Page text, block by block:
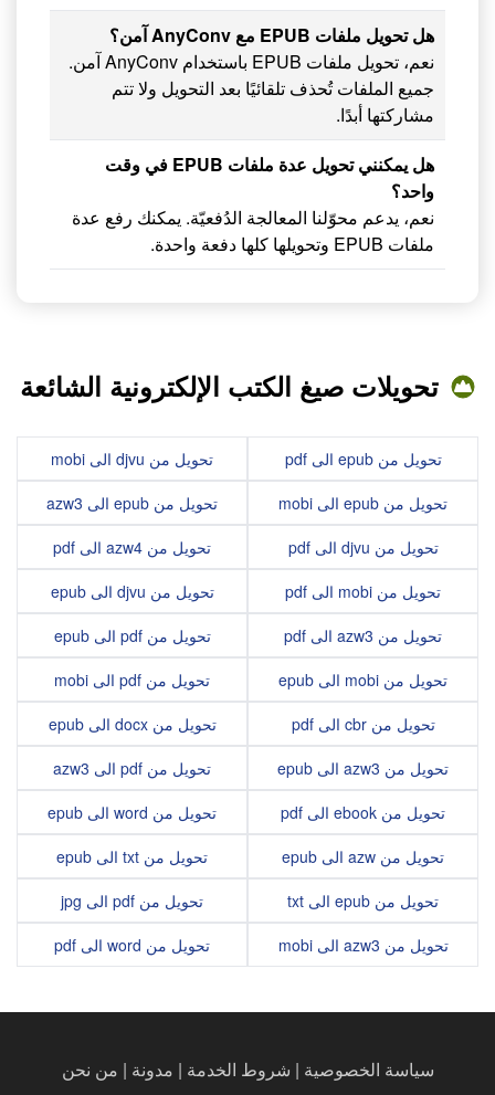
هل تحويل ملفات EPUB مع AnyConv آمن؟
نعم، تحويل ملفات EPUB باستخدام AnyConv آمن.
جميع الملفات تُحذف تلقائيًا بعد التحويل ولا تتم
مشاركتها أبدًا.
هل يمكنني تحويل عدة ملفات EPUB في وقت
واحد؟
نعم، يدعم محوّلنا المعالجة الدُفعيّة. يمكنك رفع عدة
ملفات EPUB وتحويلها كلها دفعة واحدة.
تحويلات صيغ الكتب الإلكترونية الشائعة
تحويل من epub الى pdf
تحويل من epub الى mobi
تحويل من djvu الى pdf
تحويل من mobi الى pdf
تحويل من azw3 الى pdf
تحويل من mobi الى epub
تحويل من cbr الى pdf
تحويل من azw3 الى epub
تحويل من ebook الى pdf
تحويل من azw الى epub
تحويل من epub الى txt
تحويل من azw3 الى mobi
تحويل من djvu الى mobi
تحويل من epub الى azw3
تحويل من azw4 الى pdf
تحويل من djvu الى epub
تحويل من pdf الى epub
تحويل من pdf الى mobi
تحويل من docx الى epub
تحويل من pdf الى azw3
تحويل من word الى epub
تحويل من txt الى epub
تحويل من pdf الى jpg
تحويل من word الى pdf
سياسة الخصوصية | شروط الخدمة | مدونة | من نحن